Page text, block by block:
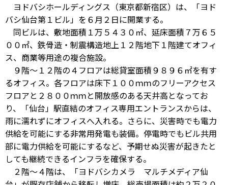
ヨドバシホールディングス（東京都新宿区）は、「ヨド
バシ仙台第１ビル」を６月２日に開業する。
同ビルは、敷地面積１万５４３０㎡、延床面積７万６５
００㎡、鉄骨造・制震構造地上１２階地下１階建てオフィ
ス、商業等用途の複合施設。
９階～１２階の４フロアは総貸室面積９８９６㎡を有す
るオフィス。各フロアは床下１００ｍｍのフリーアクセス
フロアと２８００ｍｍと開放感のある天井高となってお
り、「仙台」駅直結のオフィス専用エントランスからは、
雨に濡れずにオフィスへ入れる。さらに、災害時でも電力
供給を可能にする非常用発電も装備。停電時でもビル共用
部に電力供給を可能にするなど、予期せぬ災害が起きたと
しても継続できるインフラを確保する。
２階～４階は、「ヨドバシカメラ マルチメディア仙